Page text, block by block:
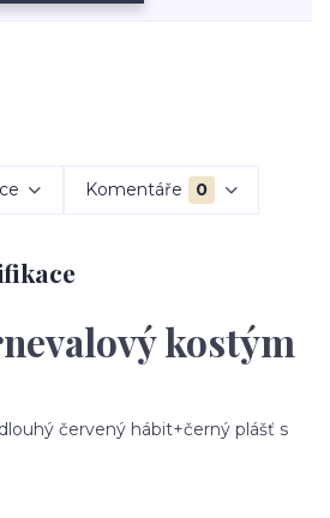
Komentáře 0
kostým
červený hábit+černý plášť s